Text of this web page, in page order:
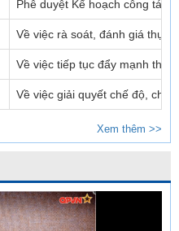
Phê duyệt Kế hoạch công tác
Về việc rà soát, đánh giá thực
Về việc tiếp tục đẩy mạnh
Về việc giải quyết chế độ,
Xem thêm >>